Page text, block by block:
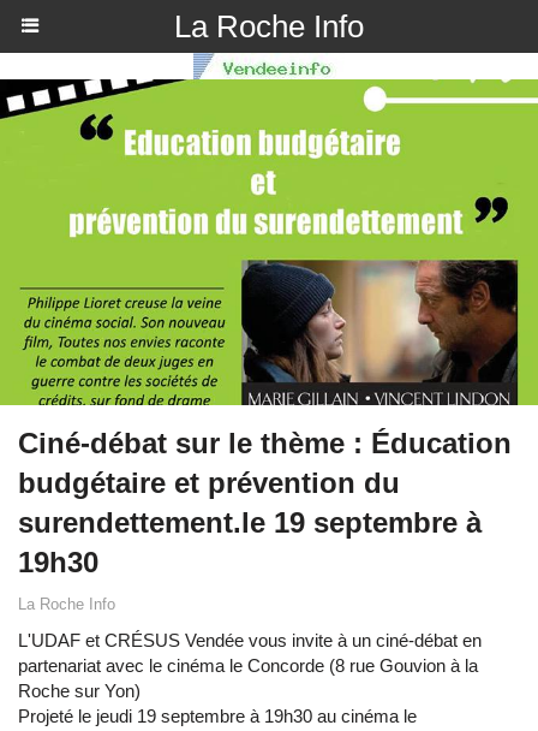
La Roche Info
Ciné-débat sur le thème : Éducation
budgétaire et prévention du
surendettement.le 19 septembre à
19h30
La Roche Info
L'UDAF et CRÉSUS Vendée vous invite à un ciné-débat en
partenariat avec le cinéma le Concorde (8 rue Gouvion à la
Roche sur Yon)
Projeté le jeudi 19 septembre à 19h30 au cinéma le